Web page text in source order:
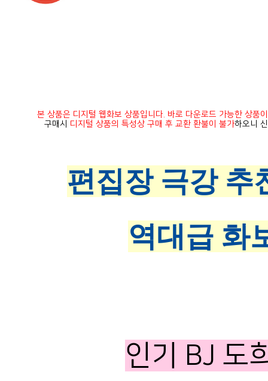
본 상품은 디지털 웹화보 상품입니다. 바로 다운로드 가능한 상품
구매시 디지털 상품의 특성상 구매 후 교환 환불이 불가하오니
편집장 극강 추
역대급 화
인기 BJ 도